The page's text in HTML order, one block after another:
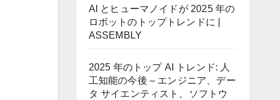
AI とヒューマノイドが 2025 年の
ロボットのトップトレンドに |
ASSEMBLY
2025 年のトップ AI トレンド: 人
工知能の今後 – エンジニア、デー
タ サイエンティスト、ソフトウ